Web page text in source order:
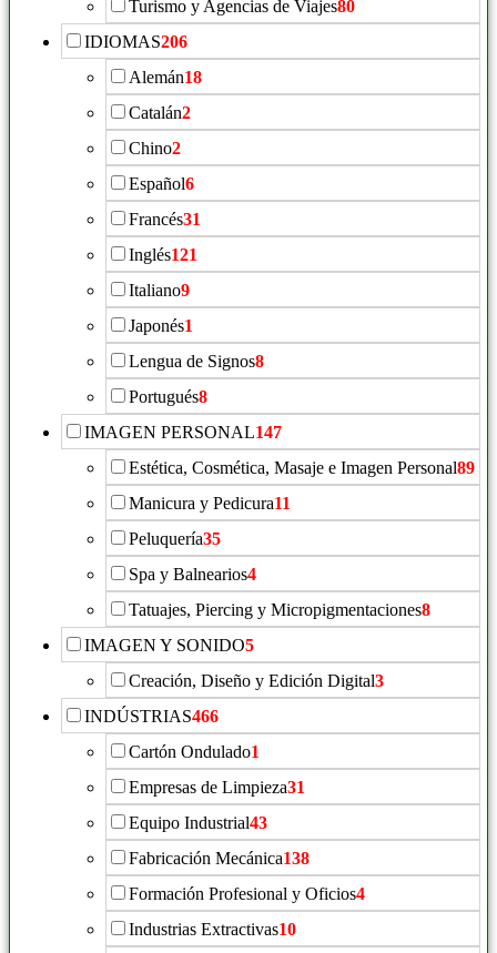
Turismo y Agencias de Viajes80
IDIOMAS206
Alemán18
Catalán2
Chino2
Español6
Francés31
Inglés121
Italiano9
Japonés1
Lengua de Signos8
Portugués8
IMAGEN PERSONAL147
Estética, Cosmética, Masaje e Imagen Personal89
Manicura y Pedicura11
Peluquería35
Spa y Balnearios4
Tatuajes, Piercing y Micropigmentaciones8
IMAGEN Y SONIDO5
Creación, Diseño y Edición Digital3
INDÚSTRIAS466
Cartón Ondulado1
Empresas de Limpieza31
Equipo Industrial43
Fabricación Mecánica138
Formación Profesional y Oficios4
Industrias Extractivas10